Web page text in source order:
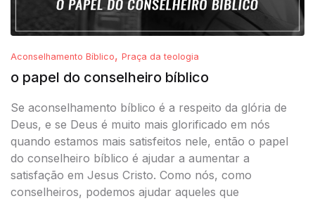
Aconselhamento Bíblico, Praça da teologia
o papel do conselheiro bíblico
Se aconselhamento bíblico é a respeito da glória de
Deus, e se Deus é muito mais glorificado em nós
quando estamos mais satisfeitos nele, então o papel
do conselheiro bíblico é ajudar a aumentar a
satisfação em Jesus Cristo. Como nós, como
conselheiros, podemos ajudar aqueles que